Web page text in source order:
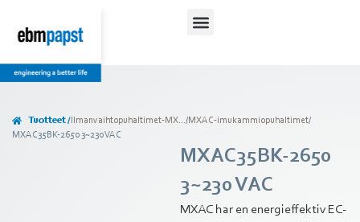
Tuotteet / Ilmanvaihtopuhaltimet-MX.../MXAC-imukammiopuhaltimet/
MXAC35BK-2650 3~230 VAC
MXAC35BK-2650
3~230 VAC
MXAC har en energieffektiv EC-